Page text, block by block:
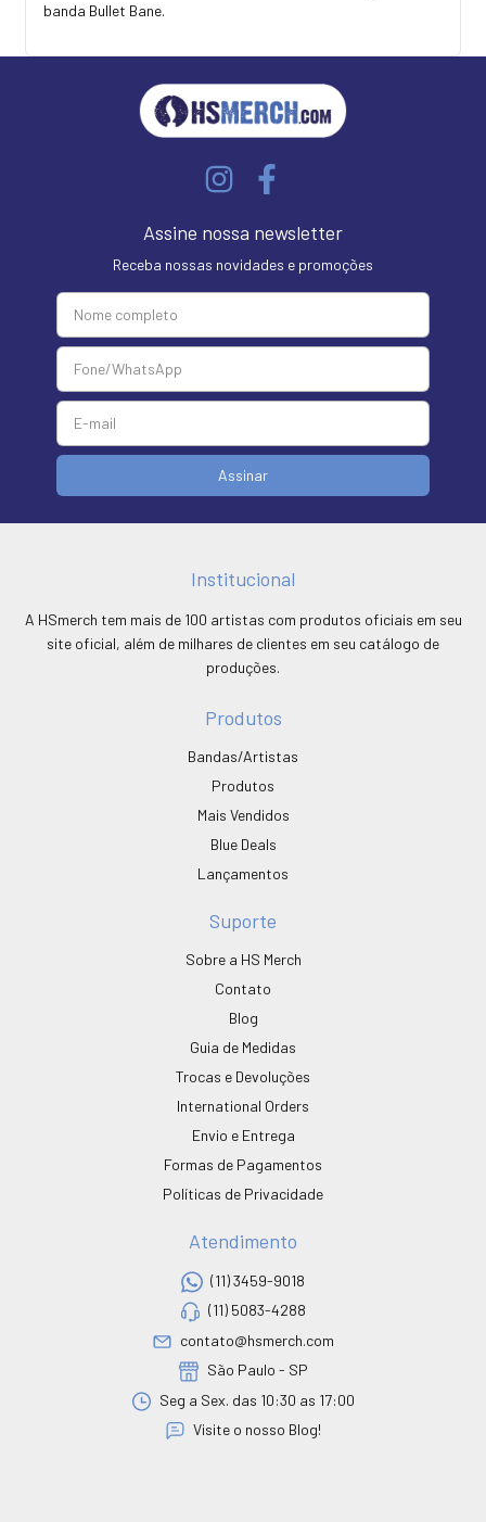
banda Bullet Bane.
Assine nossa newsletter
Receba nossas novidades e promoções
Institucional
A HSmerch tem mais de 100 artistas com produtos oficiais em seu
site oficial, além de milhares de clientes em seu catálogo de
produções.
Produtos
Bandas/Artistas
Produtos
Mais Vendidos
Blue Deals
Lançamentos
Suporte
Sobre a HS Merch
Contato
Blog
Guia de Medidas
Trocas e Devoluções
International Orders
Envio e Entrega
Formas de Pagamentos
Políticas de Privacidade
Atendimento
(11) 3459-9018
(11) 5083-4288
contato@hsmerch.com
São Paulo - SP
Seg a Sex. das 10:30 as 17:00
Visite o nosso Blog!